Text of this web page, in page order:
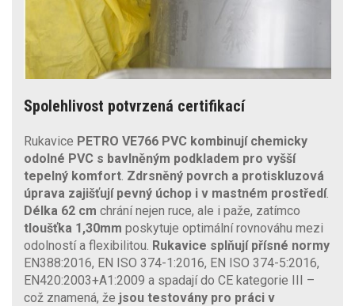
Spolehlivost potvrzená certifikací
Rukavice PETRO VE766 PVC kombinují chemicky
odolné PVC s bavlněným podkladem pro vyšší
tepelný komfort. Zdrsněný povrch a protiskluzová
úprava zajišťují pevný úchop i v mastném prostředí.
Délka 62 cm chrání nejen ruce, ale i paže, zatímco
tloušťka 1,30mm poskytuje optimální rovnováhu mezi
odolností a flexibilitou. Rukavice splňují přísné normy
EN388:2016, EN ISO 374-1:2016, EN ISO 374-5:2016,
EN420:2003+A1:2009 a spadají do CE kategorie III –
což znamená, že jsou testovány pro práci v